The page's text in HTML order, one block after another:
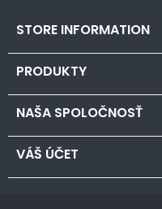
STORE INFORMATION
PRODUKTY
NAŠA SPOLOČNOSŤ
VÁŠ ÚČET